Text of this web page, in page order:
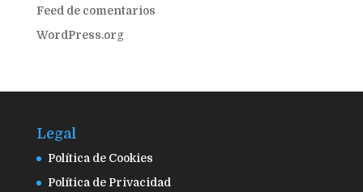
Feed de comentarios
WordPress.org
Legal
Política de Cookies
Política de Privacidad